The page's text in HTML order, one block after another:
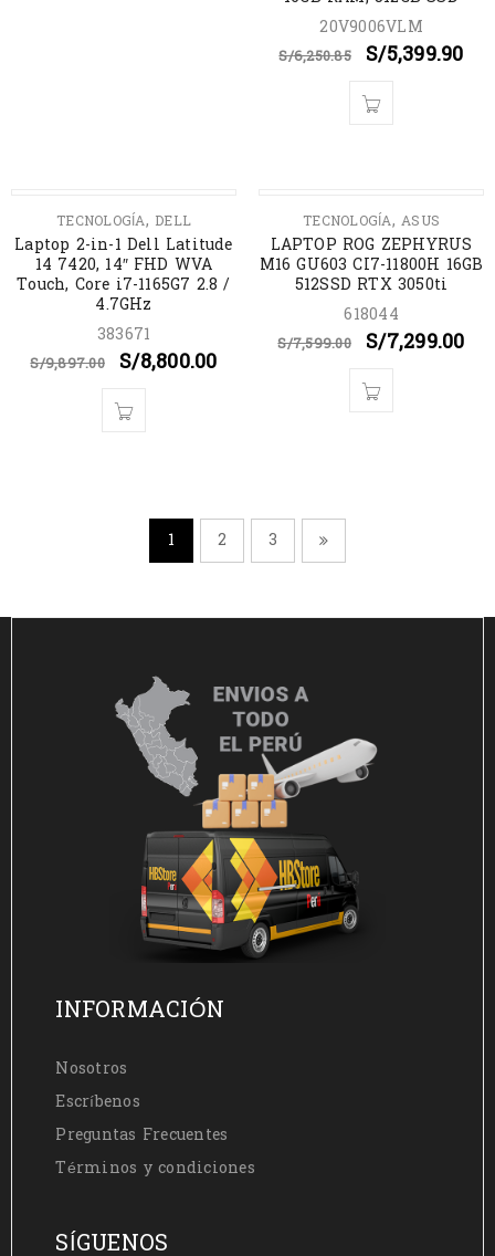
20V9006VLM
S/6,250.85 S/5,399.90
AGOTADO
TECNOLOGÍA, DELL
Laptop 2-in-1 Dell Latitude
14 7420, 14″ FHD WVA
Touch, Core i7-1165G7 2.8 /
4.7GHz
383671
S/9,897.00 S/8,800.00
OFERTATECNOLOGÍA, ASUS
LAPTOP ROG ZEPHYRUS
M16 GU603 CI7-11800H 16GB
512SSD RTX 3050ti
618044
S/7,599.00 S/7,299.00
1 2 3
INFORMACIÓN
Nosotros
Escríbenos
Preguntas Frecuentes
Términos y condiciones
SÍGUENOS